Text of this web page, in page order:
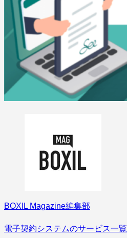
BOXIL Magazine編集部
電子契約システムのサービス一覧